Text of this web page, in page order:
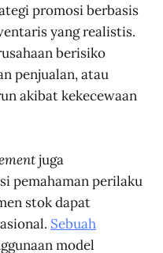
promosi berbasis
yang realistis.
berisiko
penjualan, atau
akibat kekecewaan
juga
pemahaman perilaku
stok dapat
Sebuah
model